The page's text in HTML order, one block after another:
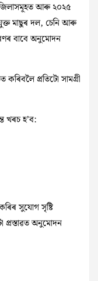
জিলাসমূহত আৰু ২০২৫
মাছুৰ দল, চেনি আৰু
বাবে অনুমোদন
কৰিবলৈ প্ৰতিটো সামগ্ৰী
খৰচ হ’ব:
সুযোগ সৃষ্টি
অনুমোদন